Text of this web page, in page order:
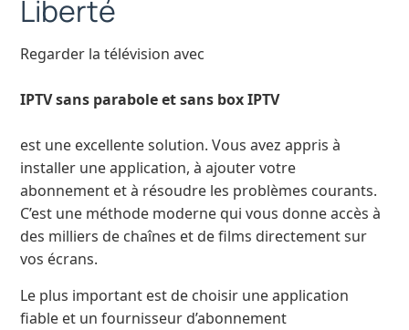
Liberté
Regarder la télévision avec
IPTV sans parabole et sans box IPTV
est une excellente solution. Vous avez appris à
installer une application, à ajouter votre
abonnement et à résoudre les problèmes courants.
C’est une méthode moderne qui vous donne accès à
des milliers de chaînes et de films directement sur
vos écrans.
Le plus important est de choisir une application
fiable et un fournisseur d’abonnement